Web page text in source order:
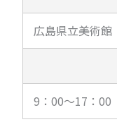
広島県立美術
9：00～17：00